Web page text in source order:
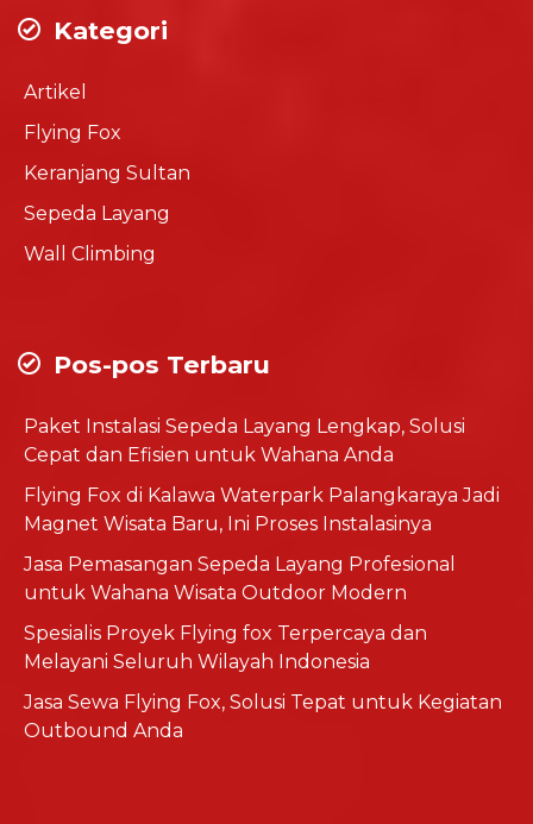
Kategori
Artikel
Flying Fox
Keranjang Sultan
Sepeda Layang
Wall Climbing
Pos-pos Terbaru
Paket Instalasi Sepeda Layang Lengkap, Solusi
Cepat dan Efisien untuk Wahana Anda
Flying Fox di Kalawa Waterpark Palangkaraya Jadi
Magnet Wisata Baru, Ini Proses Instalasinya
Jasa Pemasangan Sepeda Layang Profesional
untuk Wahana Wisata Outdoor Modern
Spesialis Proyek Flying fox Terpercaya dan
Melayani Seluruh Wilayah Indonesia
Jasa Sewa Flying Fox, Solusi Tepat untuk Kegiatan
Outbound Anda